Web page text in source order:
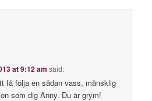
at 9:12 am said:
få följa en sådan vass, mänsklig
som dig Anny. Du är grym!